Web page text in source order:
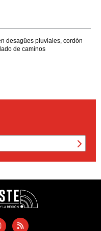
desagües pluviales, cordón
de caminos